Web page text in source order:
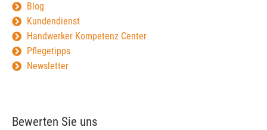
Blog
Kundendienst
Handwerker Kompetenz Center
Pflegetipps
Newsletter
Bewerten Sie uns